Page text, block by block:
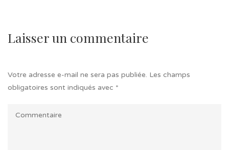
Laisser un commentaire
Votre adresse e-mail ne sera pas publiée. Les champs
obligatoires sont indiqués avec *